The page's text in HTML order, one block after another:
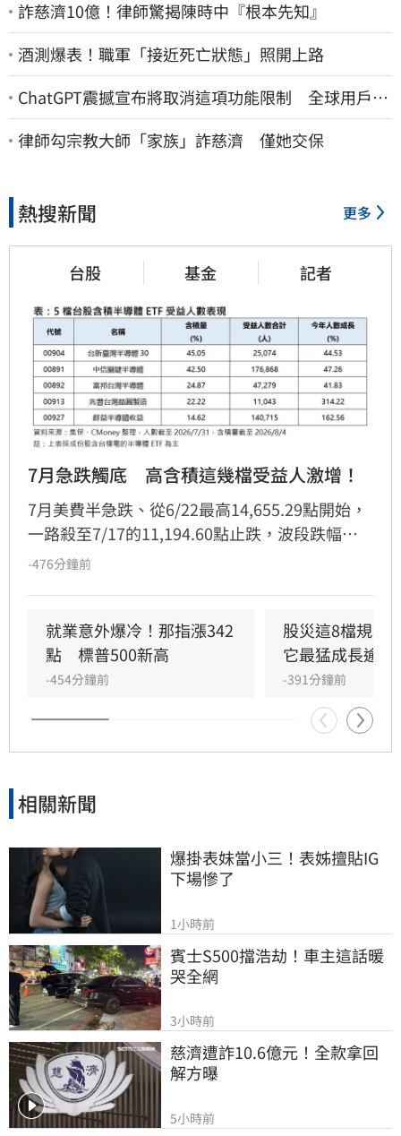
詐慈濟10億！律師驚揭陳時中『根本先知』
酒測爆表！職軍「接近死亡狀態」照開上路
ChatGPT震撼宣布將取消這項功能限制 全球用戶即
刻起「免費」用到飽
律師勾宗教大師「家族」詐慈濟 僅她交保
熱搜新聞 更多
台股 基金 記者
7月急跌觸底　高含積這幾檔受益人激增！
7月美費半急跌、從6/22最高14,655.29點開始，
一路殺至7/17的11,194.60點止跌，波段跌幅高
達-23.61%，國內半導體股也跌得鼻青臉腫，不
本支出金額續增，顯示AI需求暢旺，中長線成長
趨勢不變。
-476分鐘前
就業意外爆冷！那指漲342
點　標普500新高
-454分鐘前
股災這8檔規
它最猛成長逾
-391分鐘前
相關新聞
爆掛表妹當小三！表姊擅貼IG
下場慘了
1小時前
賓士S500擋浩劫！車主這話暖
哭全網
3小時前
慈濟遭詐10.6億元！全款拿回
解方曝
5小時前